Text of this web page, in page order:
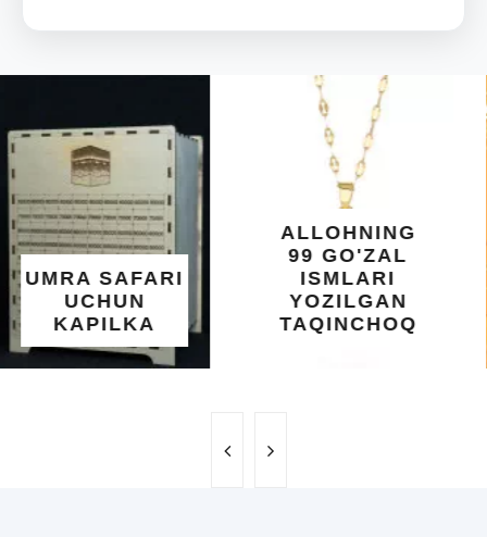
ALLOHNING
99 GO'ZAL
ISMLARI
YOZILGAN
TAQINCHOQ
DIYORIDA
O'SUVCHI
KUNDUR
DARAXTINING
SHIFOBAXSH
YELIMI: AQL,
XOTIRA VA
UMUMIY
SALOMATLIK
UCHUN
BEBAHO
NE'MAT